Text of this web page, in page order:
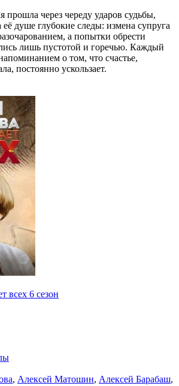
прошла через череду ударов судьбы,
душе глубокие следы: измена супруга
а попытки обрести
лишь пустотой и горечью. Каждый
о том, что счастье,
постоянно ускользает.
всех 6 сезон
, Алексей Матошин, Алексей Барабаш,